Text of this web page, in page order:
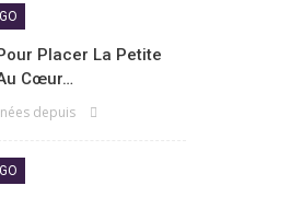
Placer La Petite
Cœur…
depuis